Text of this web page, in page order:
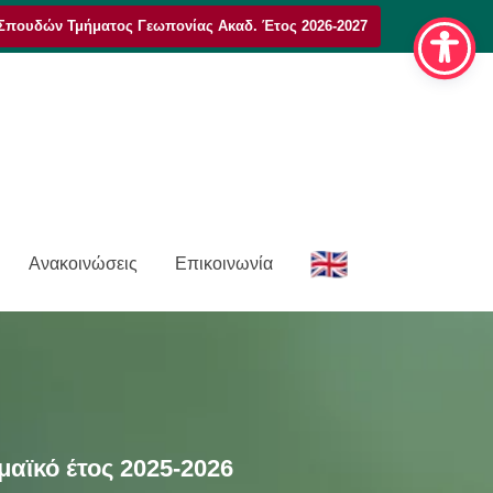
Τμήματος Γεωπονίας Ακαδ. Έτος 2026-2027
Ανακοινώσεις Επικοινωνία
E
n
έτος 2025-2026